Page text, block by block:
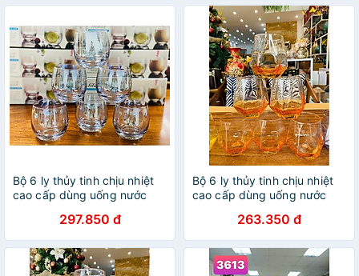
Bộ 6 ly thủy tinh chịu nhiệt
cao cấp dùng uống nước
297.850 đ
Bộ 6 ly thủy tinh chịu nhiệt
cao cấp dùng uống nước
cương cam263.350 đ